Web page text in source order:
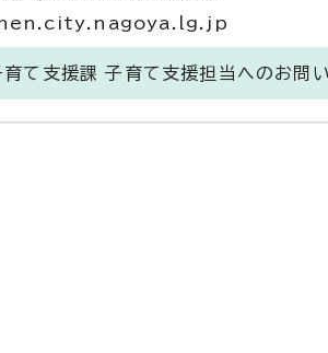
て支援課 子育て支援担当へのお問